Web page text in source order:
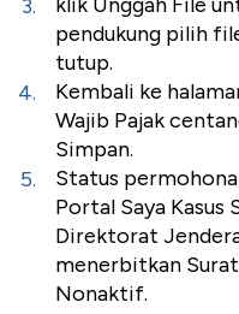
pendukung pilih
tutup.
Kembali ke
Wajib Pajak
Simpan.
Status
Portal Saya Kasus
Direktorat
menerbitkan
Nonaktif.